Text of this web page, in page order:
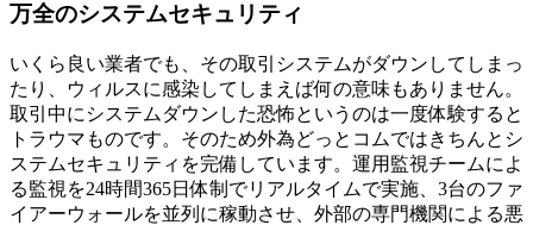
万全のシステムセキュリティ
いくら良い業者でも、その取引システムがダウンしてしまっ
たり、ウィルスに感染してしまえば何の意味もありません。
取引中にシステムダウンした恐怖というのは一度体験すると
トラウマものです。そのため外為どっとコムではきちんとシ
ステムセキュリティを完備しています。運用監視チームによ
る監視を24時間365日体制でリアルタイムで実施、3台のファ
イアーウォールを並列に稼動させ、外部の専門機関による悪